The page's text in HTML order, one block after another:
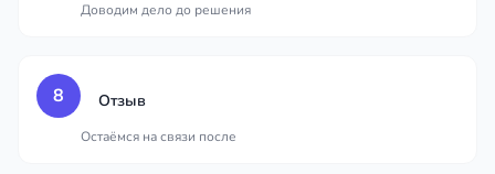
Доводим дело до решения
8 Отзыв
Остаёмся на связи после